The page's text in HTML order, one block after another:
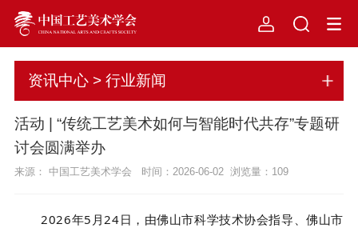
资讯中心 > 行业新闻
活动 | “传统工艺美术如何与智能时代共存”专题研
讨会圆满举办
来源： 中国工艺美术学会 时间：2026-06-02 浏览量： 109
2026年5月24日，由佛山市科学技术协会指导、佛山市